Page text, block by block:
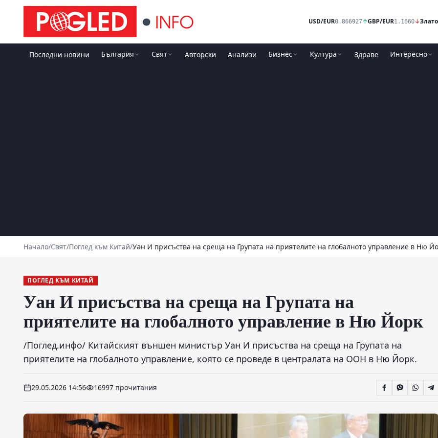
USD/EUR0.866927↑GBP/EUR1.1660↓Злато
Последни новини България Свят Авторски Анализи Бизнес Култура Здраве Интересно
Начало/Свят/Поглед към Китай/Уан И присъства на среща на Групата на приятелите на глобалното управление в Ню
ПОГЛЕД КЪМ КИТАЙ
Уан И присъства на среща на Групата на
приятелите на глобалното управление в Ню Йорк
/Поглед.инфо/ Китайският външен министър Уан И присъства на среща на Групата на
приятелите на глобалното управление, която се проведе в централата на ООН в Ню Йорк.
29.05.2026 14:56 16997 прочитания